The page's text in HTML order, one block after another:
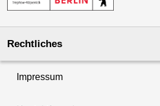
Rechtliches
Impressum